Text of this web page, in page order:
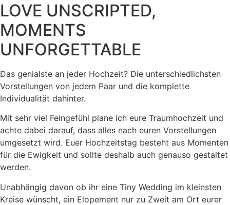
LOVE UNSCRIPTED,
MOMENTS
UNFORGETTABLE
Das genialste an jeder Hochzeit? Die unterschiedlichsten
Vorstellungen von jedem Paar und die komplette
Individualität dahinter.
Mit sehr viel Feingefühl plane ich eure Traumhochzeit und
achte dabei darauf, dass alles nach euren Vorstellungen
umgesetzt wird. Euer Hochzeitstag besteht aus Momenten
für die Ewigkeit und sollte deshalb auch genauso gestaltet
werden.
Unabhängig davon ob ihr eine Tiny Wedding im kleinsten
Kreise wünscht, ein Elopement nur zu Zweit am Ort eurer